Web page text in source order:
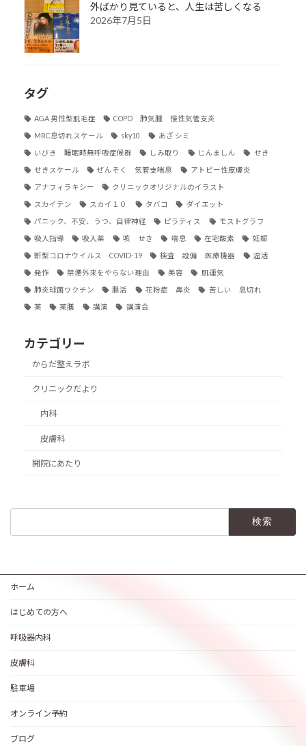
外ばかり見ていると、人生は苦しくなる
2026年7月5日
タグ
AGA 男性型脱毛症 COPD 肺気腫 慢性気管支炎
MRC息切れスケール sky10 あざ シミ
いびき 睡眠時無呼吸症候群 しみ取り じんましん せき
せきスケール ぜんそく 気管支喘息 アトピー性皮膚炎
アナフィラキシー クリニックオリジナルのイラスト
スカイテン スカイ１０ タバコ ダイエット
パニック、不安、うつ、自律神経 ピラティス モストグラフ
吸入指導 吸入薬 咳 せき 喘息 在宅酸素 妊娠
新型コロナウイルス COVID-19 検査 設備 医療機器 温活
発作 禁煙外来をやらない理由 美容 肌運気
肺炎球菌ワクチン 腸活 花粉症 鼻炎 苦しい 息切れ
薬 薬膳 講演 講演会
カテゴリー
からだ整えラボ
クリニックだより
内科
皮膚科
開院にあたり
ホーム
はじめての方へ
呼吸器内科
皮膚科
駐車場
オンライン予約
ブログ